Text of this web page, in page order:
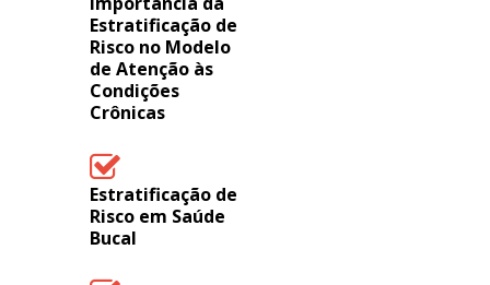
Estratificação de
Risco no Modelo
de Atenção às
Condições
Crônicas
Estratificação de
Risco em Saúde
Bucal